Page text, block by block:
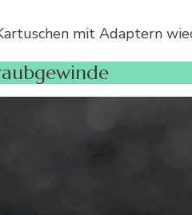
mit Adaptern